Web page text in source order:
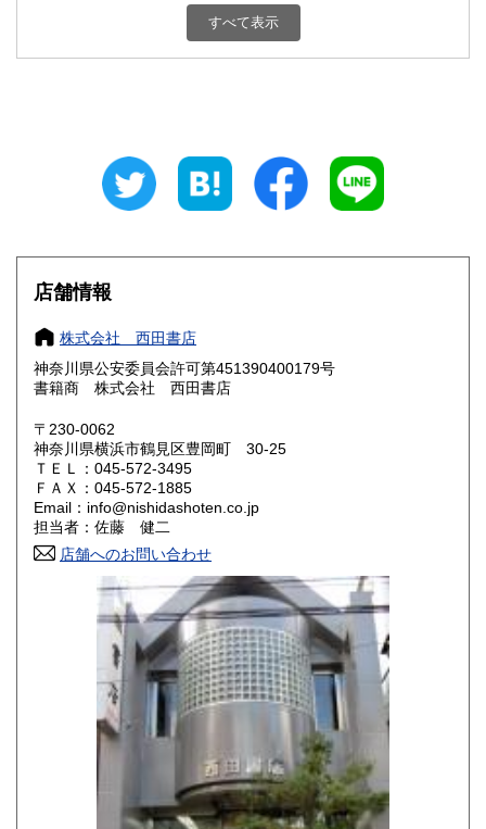
600円
600円 三重県
大阪府
奈良県 600円
鳥取県 600円 島根県
岡山県
山口県 600円
香川県
高知県 600円
600円 長崎県
600円 大分県
600円 鹿児島県
すべて表示
店舗情報
株式会社 西田書店
神奈川県公安委員会許可第451390400179号
書籍商 株式会社 西田書店
〒230-0062
神奈川県横浜市鶴見区豊岡町 30-25
ＴＥＬ：045-572-3495
ＦＡＸ：045-572-1885
Email：info@nishidashoten.co.jp
担当者：佐藤 健二
店舗へのお問い合わせ